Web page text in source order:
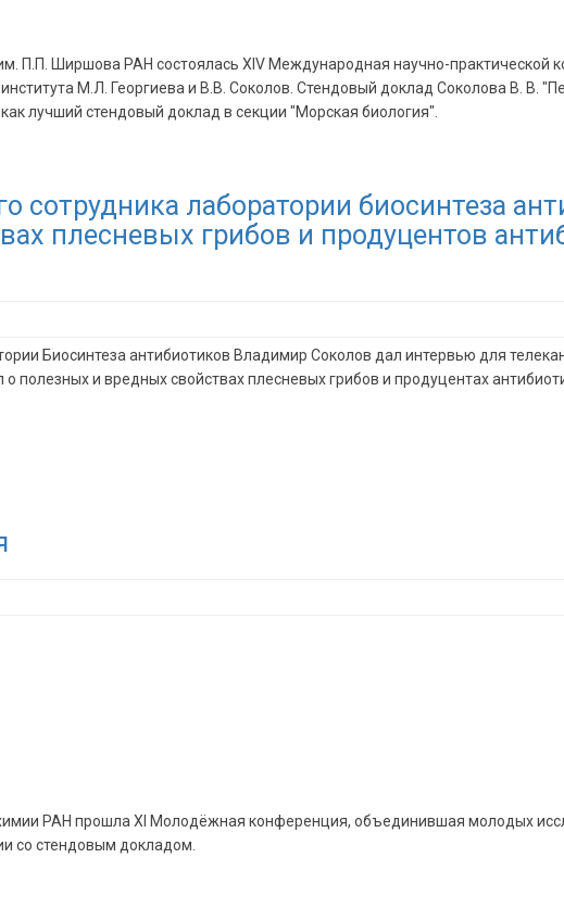
П.П. Ширшова РАН состоялась XIV Международная научно-
М.Л. Георгиева и В.В. Соколов. Стендовый доклад Соколова В. В.
лучший стендовый доклад в секции "Морская биология".
сотрудника лаборатории биосинтеза
плесневых грибов и продуцентов
Биосинтеза антибиотиков Владимир Соколов дал интервью для
полезных и вредных свойствах плесневых грибов и продуцентах
химии РАН прошла XI Молодёжная конференция, объединившая молодых
со стендовым докладом.